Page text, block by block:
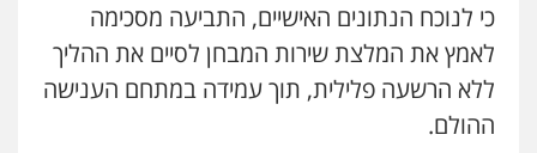
עו"ד אלון קריטי
פלילי כלכלי אלימות סמים מעצרים
0525544654
כי לנוכח הנתונים האישיים, התביעה מסכימה
לאמץ את המלצת שירות המבחן לסיים את ההליך
ללא הרשעה פלילית, תוך עמידה במתחם הענישה
ההולם.